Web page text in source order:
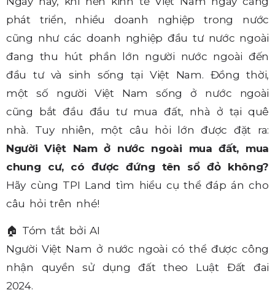
phát triển, nhiều doanh nghiệp trong nước
cũng như các doanh nghiệp đầu tư nước ngoài
đang thu hút phần lớn người nước ngoài đến
đầu tư và sinh sống tại Việt Nam. Đồng thời,
một số người Việt Nam sống ở nước ngoài
cũng bắt đầu đầu tư mua đất, nhà ở tại quê
nhà. Tuy nhiên, một câu hỏi lớn được đặt ra:
Người Việt Nam ở nước ngoài mua đất, mua
chung cư, có được đứng tên sổ đỏ không?
Hãy cùng TPI Land tìm hiểu cụ thể đáp án cho
câu hỏi trên nhé!
🏠 Tóm tắt bởi AI
Người Việt Nam ở nước ngoài có thể được công
nhận quyền sử dụng đất theo Luật Đất đai
2024.